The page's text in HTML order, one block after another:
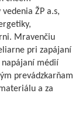
ŽP a.s,
Mravenčiu
pri zapájaní
médií
prevádzkarňam
a za